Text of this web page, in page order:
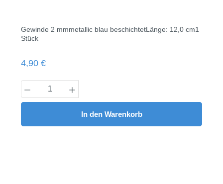
Gewinde 2 mmmetallic blau beschichtetLänge: 12,0 cm1
Stück
Regulärer Preis:
4,90 €
Produkt Anzahl: Gib den gewünschten
In den Warenkorb